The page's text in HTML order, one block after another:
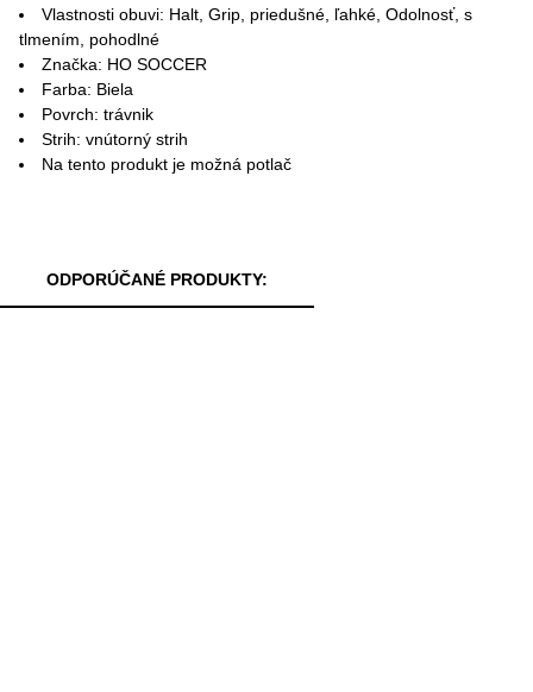
Vlastnosti obuvi: Halt, Grip, priedušné, ľahké, Odolnosť, s
tlmením, pohodlné
Značka: HO SOCCER
Farba: Biela
Povrch: trávnik
Strih: vnútorný strih
Na tento produkt je možná potlač
ODPORÚČANÉ PRODUKTY: